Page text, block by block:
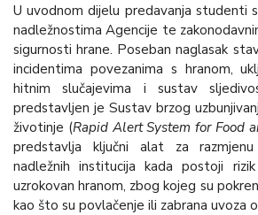
U uvodnom dijelu predavanja studenti
nadležnostima Agencije te
sigurnosti hrane. Poseban naglasak
incidentima povezanima s hranom,
hitnim slučajevima i sustav
predstavljen je Sustav brzog
životinje (Rapid Alert System for Food
predstavlja ključni alat za razmjenu
nadležnih institucija kada postoji
uzrokovan hranom, zbog kojeg su
kao što su povlačenje ili zabrana uvoza